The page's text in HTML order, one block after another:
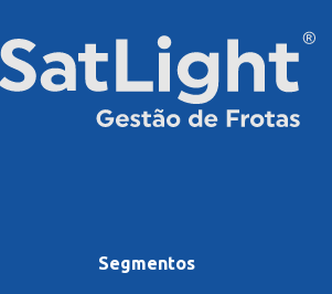
Segmentos